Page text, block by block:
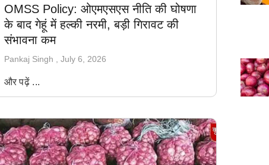
1 2
OMSS Policy: ओएमएसएस नीति की घोषणा
के बाद गेहूं में हल्की नरमी, बड़ी गिरावट की
संभावना कम
Pankaj Singh July 6, 2026
और पढ़ें ...